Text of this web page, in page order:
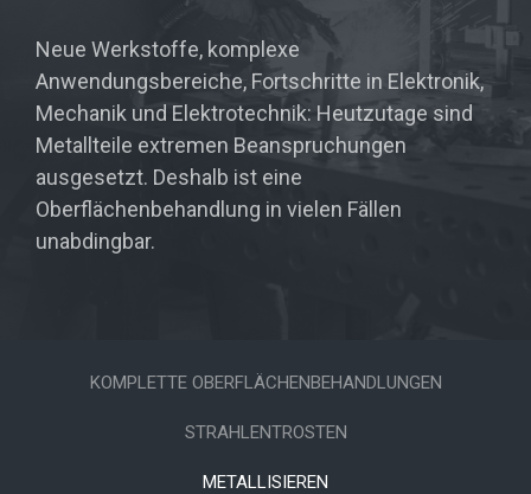
Neue Werkstoffe, komplexe
Anwendungsbereiche, Fortschritte in Elektronik,
Mechanik und Elektrotechnik: Heutzutage sind
Metallteile extremen Beanspruchungen
ausgesetzt. Deshalb ist eine
Oberflächenbehandlung in vielen Fällen
unabdingbar.
KOMPLETTE OBERFLÄCHENBEHANDLUNGEN
STRAHLENTROSTEN
METALLISIEREN